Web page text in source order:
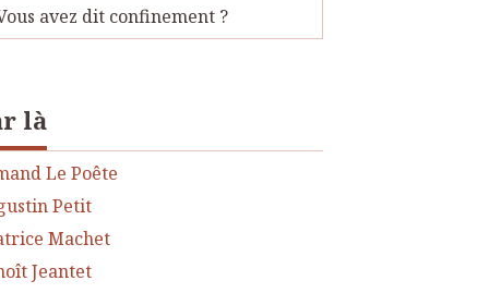
avez dit confinement ?
là
Le Poête
Petit
Machet
Jeantet